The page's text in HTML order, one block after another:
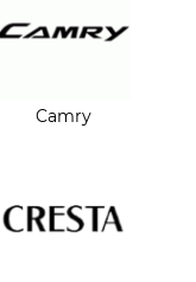
Camry